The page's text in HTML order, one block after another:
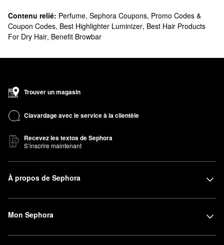
Contenu relié: Perfume, Sephora Coupons, Promo Codes &
Coupon Codes, Best Highlighter Luminizer, Best Hair Products
For Dry Hair, Benefit Browbar
Trouver un magasin
Clavardage avec le service à la clientèle
Recevez les textos de Sephora
S’inscrire maintenant
À propos de Sephora
Mon Sephora